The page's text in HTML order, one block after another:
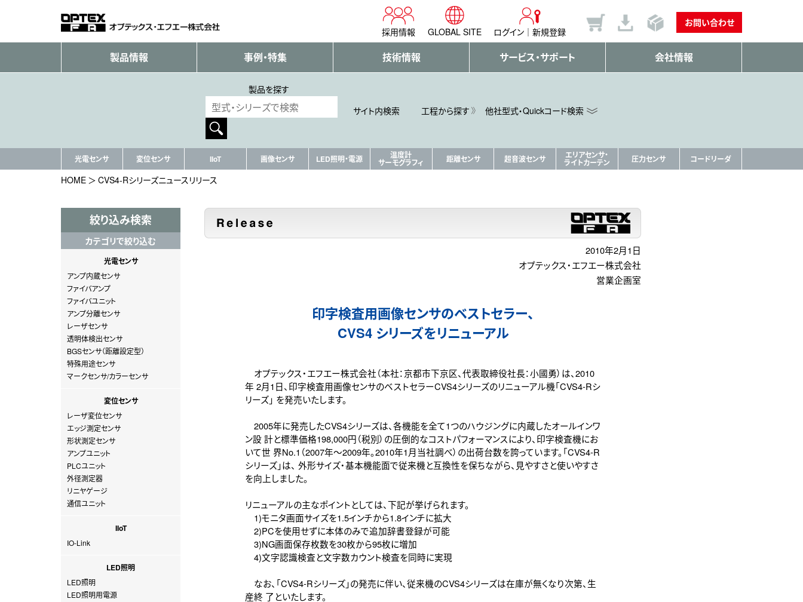
採用情報 GLOBAL SITE ログイン 新規登録
お問い合わせ
製品情報 事例・特集 技術情報 サービス・サポート 会社情報
製品を探す
サイト内検索
工程から探す 他社型式・Quickコード検索
光電センサ 変位センサ IIoT 画像センサ LED照明・電源 温度計
サーモグラフィ 距離センサ 超音波センサ エリアセンサ・
ライトカーテン 圧力センサ コードリーダ
HOME CVS4-Rシリーズニュースリリース
絞り込み検索
カテゴリで絞り込む
光電センサ
アンプ内蔵センサ
ファイバアンプ
ファイバユニット
アンプ分離センサ
レーザセンサ
透明体検出センサ
BGSセンサ（距離設定型）
特殊用途センサ
マークセンサ/カラーセンサ
変位センサ
レーザ変位センサ
エッジ測定センサ
形状測定センサ
アンプユニット
PLCユニット
外径測定器
リニヤゲージ
通信ユニット
IIoT
IO-Link
LED照明
LED照明
LED照明用電源
2010年2月1日
オプテックス・エフエー株式会社
営業企画室
印字検査用画像センサのベストセラー、
CVS4 シリーズをリニューアル
オプテックス・エフエー株式会社（本社：京都市下京区、代表取締役社長：小國勇）は、2010
年 2月1日、印字検査用画像センサのベストセラーCVS4シリーズのリニューアル機「CVS4-Rシ
リーズ」 を発売いたします。
2005年に発売したCVS4シリーズは、各機能を全て1つのハウジングに内蔵したオールインワ
ン設 計と標準価格198,000円（税別）の圧倒的なコストパフォーマンスにより、印字検査機にお
いて世 界No.1（2007年～2009年。2010年1月当社調べ）の出荷台数を誇っています。「CVS4-R
シリーズ」は、 外形サイズ・基本機能面で従来機と互換性を保ちながら、見やすさと使いやすさ
を向上しました。
リニューアルの主なポイントとしては、下記が挙げられます。
1)モニタ画面サイズを1.5インチから1.8インチに拡大
2)PCを使用せずに本体のみで追加辞書登録が可能
3)NG画面保存枚数を30枚から95枚に増加
4)文字認識検査と文字数カウント検査を同時に実現
なお、「CVS4-Rシリーズ」の発売に伴い、従来機のCVS4シリーズは在庫が無くなり次第、生
産終 了といたします。